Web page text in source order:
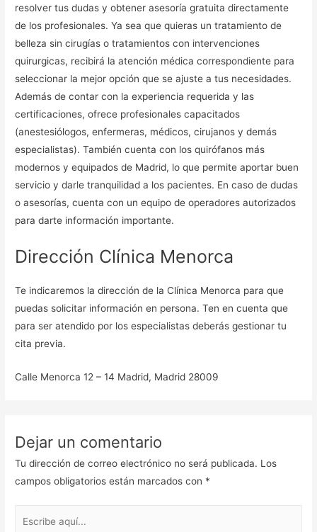
resolver tus dudas y obtener asesoría gratuita directamente
de los profesionales. Ya sea que quieras un tratamiento de
belleza sin cirugías o tratamientos con intervenciones
quirurgicas, recibirá la atención médica correspondiente para
seleccionar la mejor opción que se ajuste a tus necesidades.
Además de contar con la experiencia requerida y las
certificaciones, ofrece profesionales capacitados
(anestesiólogos, enfermeras, médicos, cirujanos y demás
especialistas). También cuenta con los quirófanos más
modernos y equipados de Madrid, lo que permite aportar buen
servicio y darle tranquilidad a los pacientes. En caso de dudas
o asesorías, cuenta con un equipo de operadores autorizados
para darte información importante.
Dirección Clínica Menorca
Te indicaremos la dirección de la Clínica Menorca para que
puedas solicitar información en persona. Ten en cuenta que
para ser atendido por los especialistas deberás gestionar tu
cita previa.
Calle Menorca 12 – 14 Madrid, Madrid 28009
Dejar un comentario
Tu dirección de correo electrónico no será publicada. Los
campos obligatorios están marcados con *